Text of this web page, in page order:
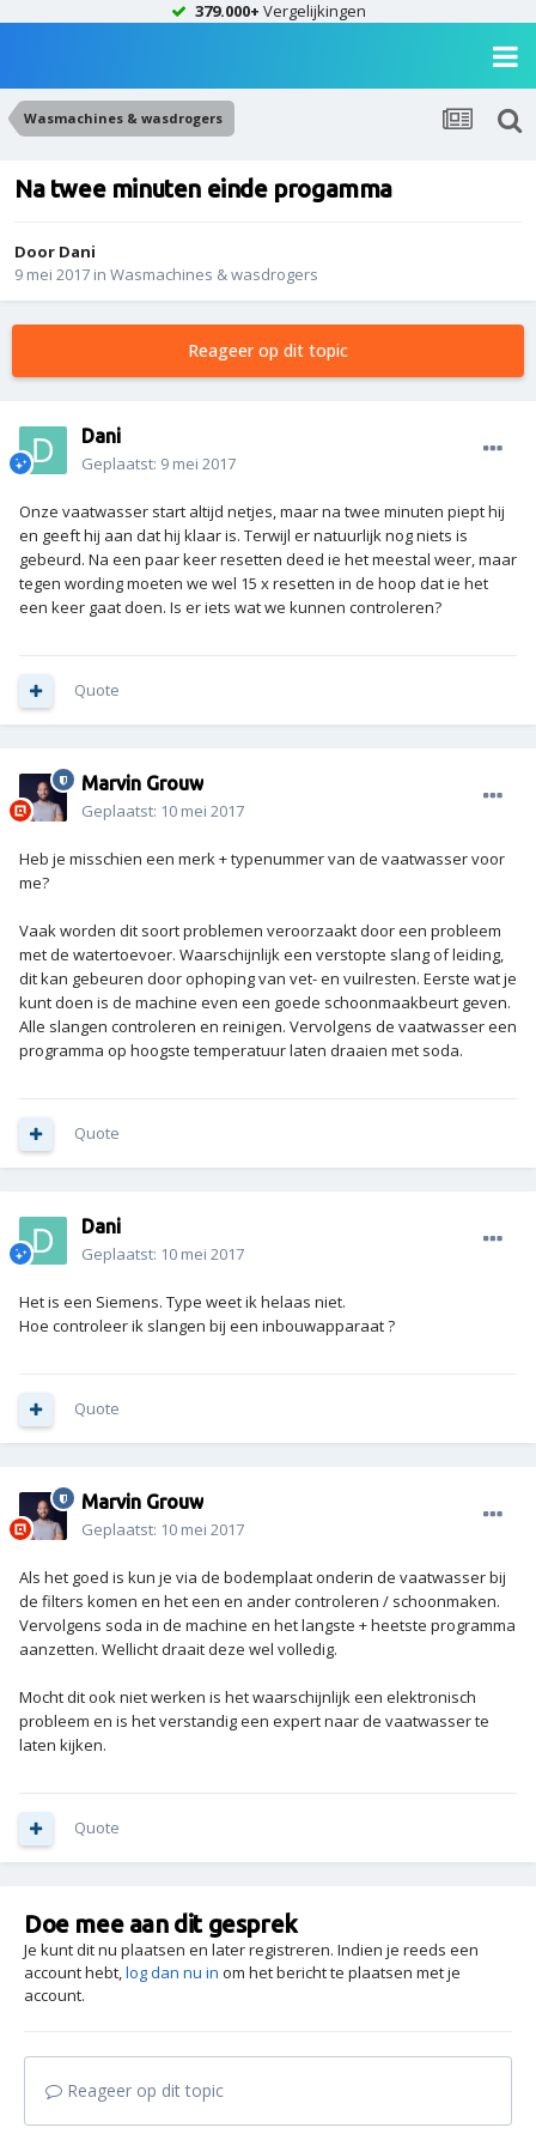
379.000+ Vergelijkingen
Wasmachines & wasdrogers
Na twee minuten einde progamma
Door Dani
9 mei 2017 in Wasmachines & wasdrogers
Reageer op dit topic
Dani
Geplaatst: 9 mei 2017
Onze vaatwasser start altijd netjes, maar na twee minuten piept hij
en geeft hij aan dat hij klaar is. Terwijl er natuurlijk nog niets is
gebeurd. Na een paar keer resetten deed ie het meestal weer, maar
tegen wording moeten we wel 15 x resetten in de hoop dat ie het
een keer gaat doen. Is er iets wat we kunnen controleren?
Quote
Marvin Grouw
Geplaatst: 10 mei 2017
Heb je misschien een merk + typenummer van de vaatwasser voor
me?
Vaak worden dit soort problemen veroorzaakt door een probleem
met de watertoevoer. Waarschijnlijk een verstopte slang of leiding,
dit kan gebeuren door ophoping van vet- en vuilresten. Eerste wat je
kunt doen is de machine even een goede schoonmaakbeurt geven.
Alle slangen controleren en reinigen. Vervolgens de vaatwasser een
programma op hoogste temperatuur laten draaien met soda.
Quote
Dani
Geplaatst: 10 mei 2017
Het is een Siemens. Type weet ik helaas niet.
Hoe controleer ik slangen bij een inbouwapparaat ?
Quote
Marvin Grouw
Geplaatst: 10 mei 2017
Als het goed is kun je via de bodemplaat onderin de vaatwasser bij
de filters komen en het een en ander controleren / schoonmaken.
Vervolgens soda in de machine en het langste + heetste programma
aanzetten. Wellicht draait deze wel volledig.
Mocht dit ook niet werken is het waarschijnlijk een elektronisch
probleem en is het verstandig een expert naar de vaatwasser te
laten kijken.
Quote
Doe mee aan dit gesprek
Je kunt dit nu plaatsen en later registreren. Indien je reeds een
account hebt,log dan nu in om het bericht te plaatsen met je
account.
Reageer op dit topic